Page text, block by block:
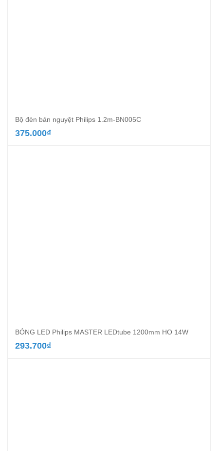
Bộ đèn bán nguyệt Philips 1.2m-BN005C
375.000₫
BÓNG LED Philips MASTER LEDtube 1200mm HO 14W
293.700₫